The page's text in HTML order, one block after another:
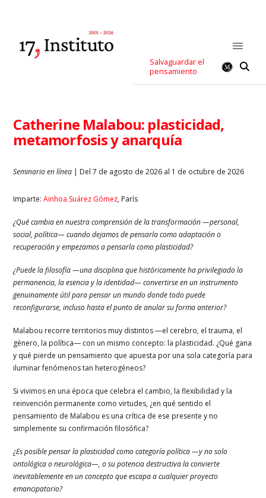
Salvaguardar el
pensamiento
Catherine Malabou: plasticidad,
metamorfosis y anarquía
Seminario en línea | Del 7 de agosto de 2026 al 1 de octubre de 2026
Imparte:Ainhoa Suárez Gómez, París
¿Qué cambia en nuestra comprensión de la transformación —personal,
social, política— cuando dejamos de pensarla como adaptación o
recuperación y empezamos a pensarla como plasticidad?
¿Puede la filosofía —una disciplina que históricamente ha privilegiado la
permanencia, la esencia y la identidad— convertirse en un instrumento
genuinamente útil para pensar un mundo donde todo puede
reconfigurarse, incluso hasta el punto de anular su forma anterior?
Malabou recorre territorios muy distintos —el cerebro, el trauma, el
género, la política— con un mismo concepto: la plasticidad. ¿Qué gana
y qué pierde un pensamiento que apuesta por una sola categoría para
iluminar fenómenos tan heterogéneos?
Si vivimos en una época que celebra el cambio, la flexibilidad y la
reinvención permanente como virtudes, ¿en qué sentido el
pensamiento de Malabou es una crítica de ese presente y no
simplemente su confirmación filosófica?
¿Es posible pensar la plasticidad como categoría política —y no solo
ontológica o neurológica—, o su potencia destructiva la convierte
inevitablemente en un concepto que escapa a cualquier proyecto
emancipatorio?